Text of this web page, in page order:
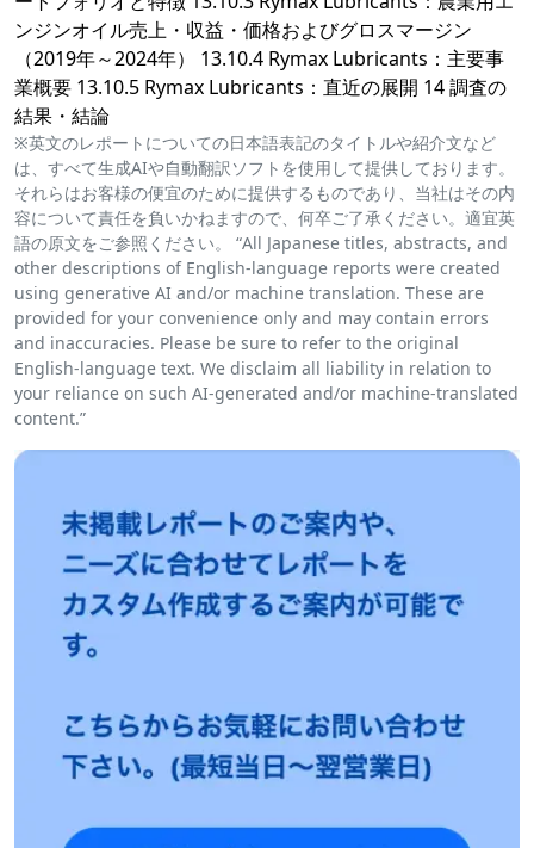
ンジンオイル売上・収益・価格およびグロスマージン
（2019年～2024年） 13.10.4 Rymax Lubricants：主要事
業概要 13.10.5 Rymax Lubricants：直近の展開 14 調査の
結果・結論
※英文のレポートについての日本語表記のタイトルや紹介文など
は、すべて生成AIや自動翻訳ソフトを使用して提供しております。
それらはお客様の便宜のために提供するものであり、当社はその内
容について責任を負いかねますので、何卒ご了承ください。適宜英
語の原文をご参照ください。 “All Japanese titles, abstracts, and
other descriptions of English-language reports were created
using generative AI and/or machine translation. These are
provided for your convenience only and may contain errors
and inaccuracies. Please be sure to refer to the original
English-language text. We disclaim all liability in relation to
your reliance on such AI-generated and/or machine-translated
content.”